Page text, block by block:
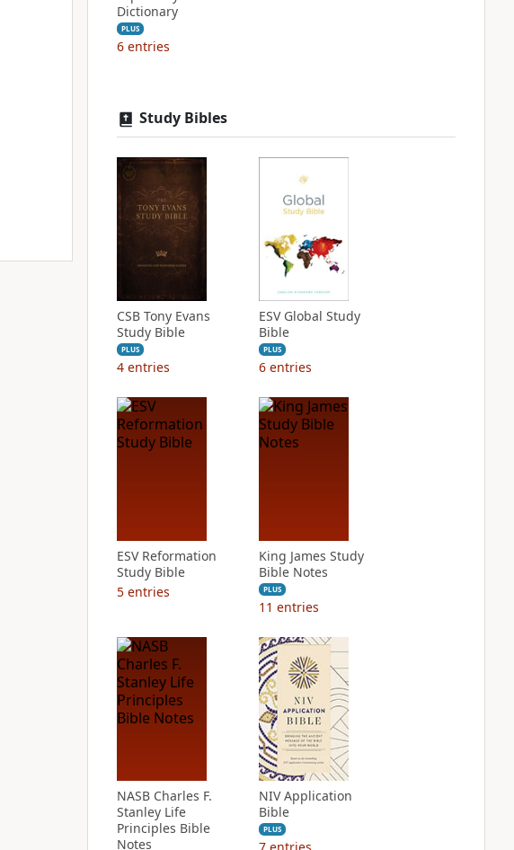
Dictionary
PLUS
6 entries
Study Bibles
CSB Tony Evans
Study Bible
PLUS
4 entries
ESV Global Study
Bible
PLUS
6 entries
ESV Reformation
Study Bible
5 entries
King James Study
Bible Notes
PLUS
11 entries
NASB Charles F.
Stanley Life
Principles Bible
Notes
NIV Application
Bible
PLUS